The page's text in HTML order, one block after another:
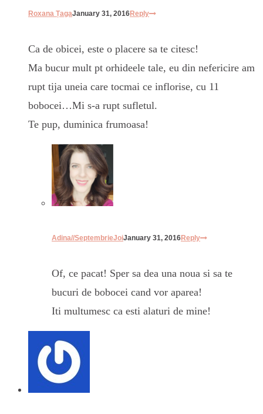
Roxana ȚagaJanuary 31, 2016Reply
Ca de obicei, este o placere sa te citesc!
Ma bucur mult pt orhideele tale, eu din nefericire am
rupt tija uneia care tocmai ce inflorise, cu 11
bobocei…Mi s-a rupt sufletul.
Te pup, duminica frumoasa!
Adina//SeptembrieJoiJanuary 31, 2016Reply
Of, ce pacat! Sper sa dea una noua si sa te
bucuri de bobocei cand vor aparea!
Iti multumesc ca esti alaturi de mine!